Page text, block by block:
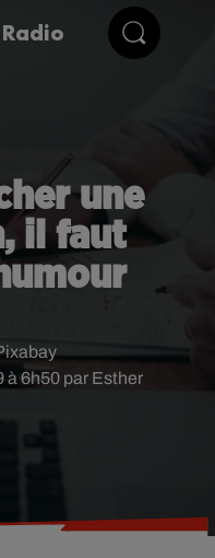
une
il faut
à 6h50 par Esther